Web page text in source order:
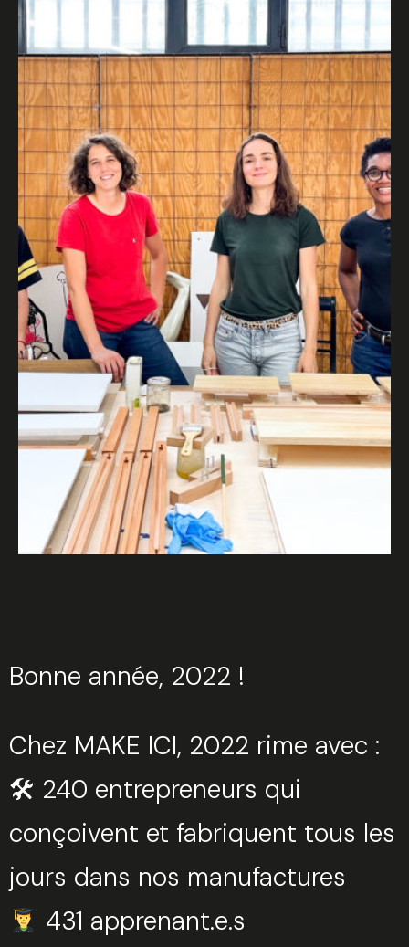
Bonne année, 2022 !
Chez MAKE ICI, 2022 rime avec :
🛠 240 entrepreneurs qui
conçoivent et fabriquent tous les
jours dans nos manufactures
431 apprenant.e.s